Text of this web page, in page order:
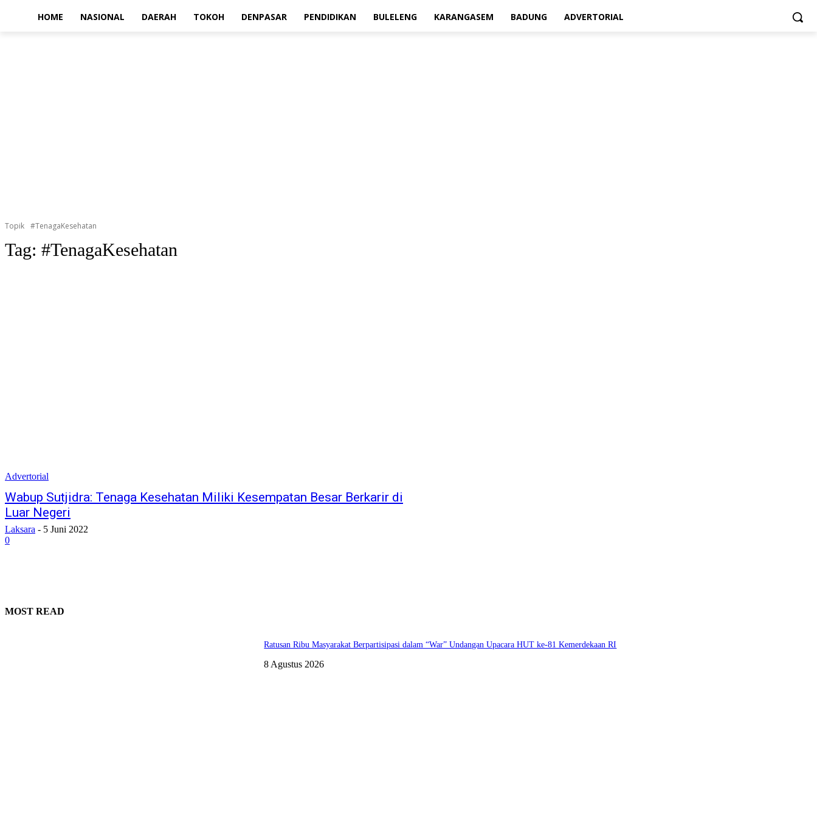
HOME NASIONAL DAERAH TOKOH DENPASAR PENDIDIKAN BULELENG KARANGASEM BADUNG ADVERTORIAL
Topik #TenagaKesehatan
Tag: #TenagaKesehatan
Advertorial
Wabup Sutjidra: Tenaga Kesehatan Miliki Kesempatan Besar Berkarir di
Luar Negeri
Laksara - 5 Juni 2022
0
MOST READ
Ratusan Ribu Masyarakat Berpartisipasi dalam “War” Undangan Upacara HUT ke-81 Kemerdekaan RI
8 Agustus 2026